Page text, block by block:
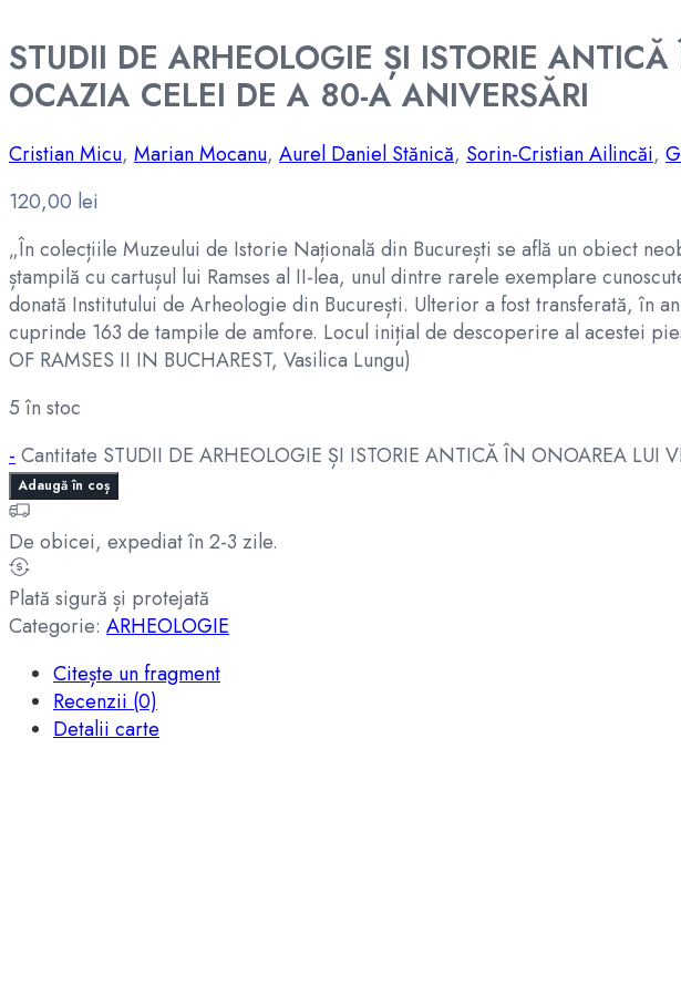
STUDII DE ARHEOLOGIE ȘI ISTORIE
OCAZIA CELEI DE A 80-A ANIVERSĂRI
Cristian Micu, Marian Mocanu, Aurel Daniel Stănică, Sorin-Cristian Ailincăi,
120,00 lei
„În colecțiile Muzeului de Istorie Națională din București se află un obiect
ștampilă cu cartușul lui Ramses al II-lea, unul dintre rarele exemplare
donată Institutului de Arheologie din București. Ulterior a fost transferată, în
cuprinde 163 de tampile de amfore. Locul inițial de descoperire al acestei
OF RAMSES II IN BUCHAREST, Vasilica Lungu)
5 în stoc
-Cantitate STUDII DE ARHEOLOGIE ȘI ISTORIE ANTICĂ ÎN ONOAREA
Adaugă în coș
De obicei, expediat în 2-3 zile.
Plată sigură și protejată
Categorie: ARHEOLOGIE
Citește un fragment
Recenzii (0)
Detalii carte